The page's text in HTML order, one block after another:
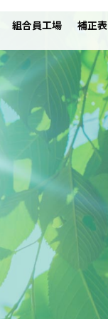
組合員工場 補正表